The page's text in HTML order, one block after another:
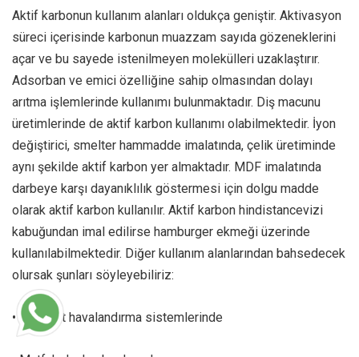
Aktif karbonun kullanım alanları oldukça geniştir. Aktivasyon
süreci içerisinde karbonun muazzam sayıda gözeneklerini
açar ve bu sayede istenilmeyen molekülleri uzaklaştırır.
Adsorban ve emici özelliğine sahip olmasından dolayı
arıtma işlemlerinde kullanımı bulunmaktadır. Diş macunu
üretimlerinde de aktif karbon kullanımı olabilmektedir. İyon
değiştirici, smelter hammadde imalatında, çelik üretiminde
aynı şekilde aktif karbon yer almaktadır. MDF imalatında
darbeye karşı dayanıklılık göstermesi için dolgu madde
olarak aktif karbon kullanılır. Aktif karbon hindistancevizi
kabuğundan imal edilirse hamburger ekmeği üzerinde
kullanılabilmektedir. Diğer kullanım alanlarından bahsedecek
olursak şunları söyleyebiliriz:
• Standart havalandırma sistemlerinde